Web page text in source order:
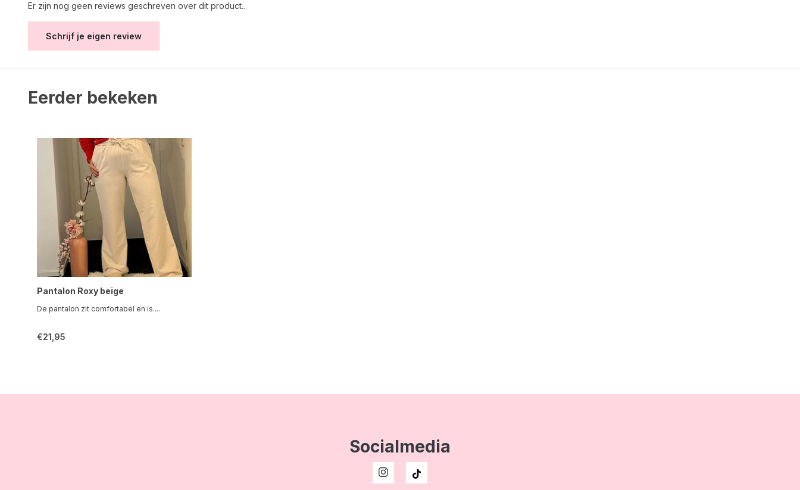
Er zijn nog geen reviews geschreven over dit product..
Schrijf je eigen review
Eerder bekeken
Pantalon Roxy beige
De pantalon zit comfortabel en is ...
€21,95
Socialmedia